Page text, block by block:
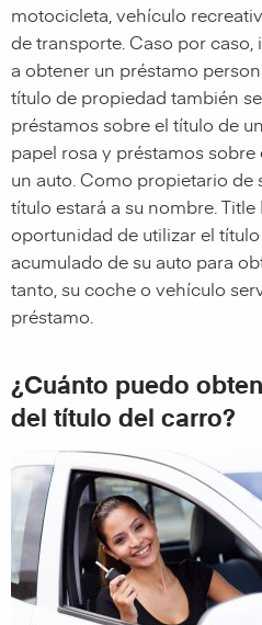
motocicleta, vehículo
de transporte. Caso por
a obtener un préstamo
título de propiedad también
préstamos sobre el título de
papel rosa y préstamos
un auto. Como propietario de
título estará a su nombre.
oportunidad de utilizar el
acumulado de su auto para
tanto, su coche o vehículo
préstamo.
¿Cuánto puedo
del título del carro?